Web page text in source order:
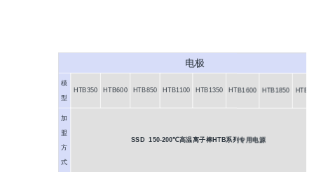
电极
模
型
HTB350 HTB600 HTB850 HTB1100 HTB1350 HTB1600 HTB1850
加
盟
方
式
SSD 150-200℃高温离子棒HTB系列专用电源